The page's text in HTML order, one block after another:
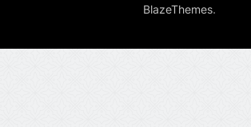
BlazeThemes.